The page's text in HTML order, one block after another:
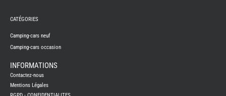
CAMPING-
NEUFS
CAMPING-
CAMPING-
BENIMAR
CATÉGORIES
Camping-cars neuf
Camping-cars occasion
INFORMATIONS
Contactez-nous
Mentions Légales